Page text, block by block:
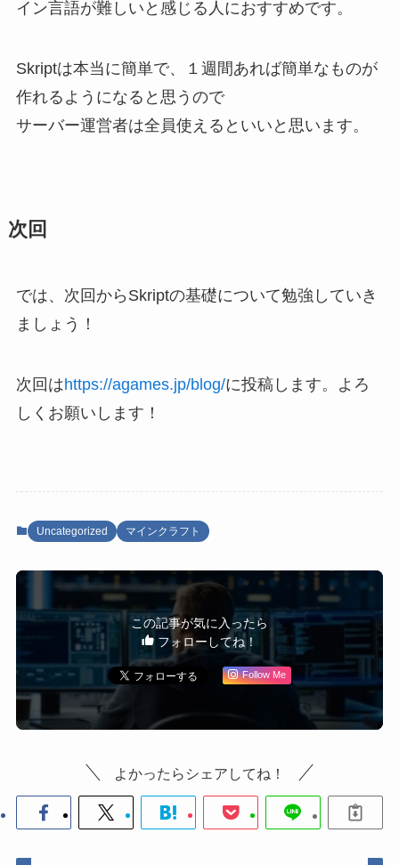
イン言語が難しいと感じる人におすすめです。
Skriptは本当に簡単で、１週間あれば簡単なものが
作れるようになると思うので
サーバー運営者は全員使えるといいと思います。
次回
では、次回からSkriptの基礎について勉強していき
ましょう！
次回はhttps://agames.jp/blog/に投稿します。よろ
しくお願いします！
Uncategorized マインクラフト
この記事が気に入ったら
フォローしてね！
Follow Me
よかったらシェアしてね！